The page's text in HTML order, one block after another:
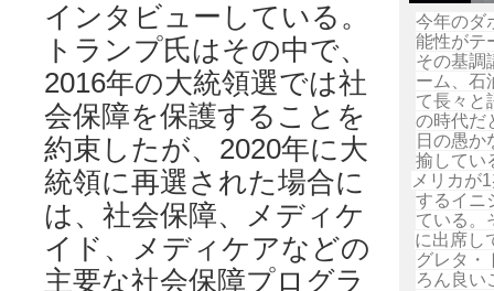
今年のダ
能性がテ
その基調
ーム、石
て長々と
の時代だ
日の愚か
揄してい
メリカが
するイニ
ている。
に出席し
グレタ・
ろん良い
インタビューしている。
トランプ氏はその中で、
2016年の大統領選では社
会保障を保護することを
約束したが、2020年に大
統領に再選された場合に
は、社会保障、メディケ
イド、メディケアなどの
主要な社会保障プログラ